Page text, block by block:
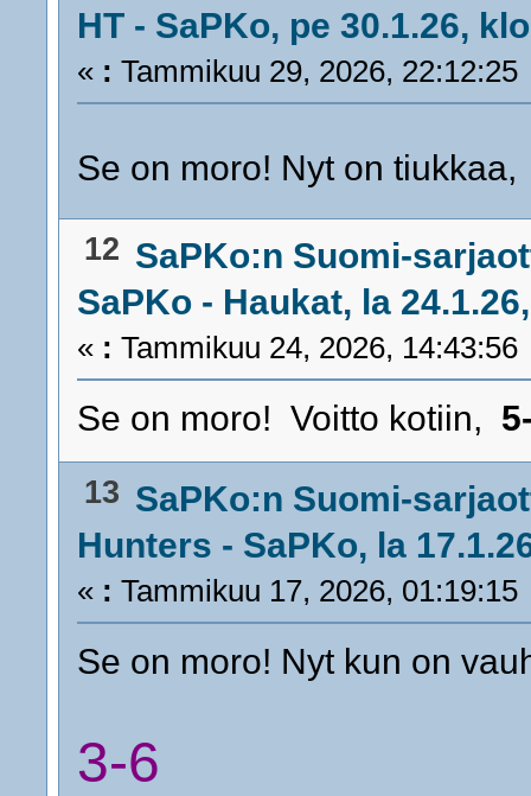
HT - SaPKo, pe 30.1.26,
« : Tammikuu 29, 2026,
Se on moro! Nyt on
12 SaPKo:n Suomi-
SaPKo - Haukat, la
« : Tammikuu 24, 2026,
Se on moro! Voitto kotiin,
13 SaPKo:n Suomi-
Hunters - SaPKo, la
« : Tammikuu 17, 2026,
Se on moro! Nyt kun on
3-6